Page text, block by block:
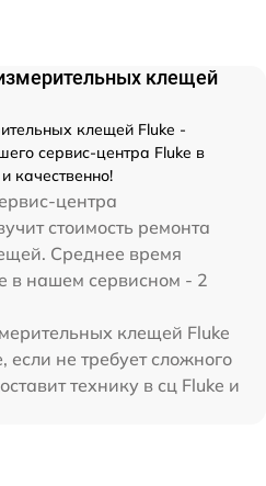
клещей
клещей Fluke -
сервис-центра Fluke в
качественно!
центра
стоимость ремонта
Среднее время
в нашем сервисном - 2
клещей Fluke
если не требует сложного
технику в сц Fluke и